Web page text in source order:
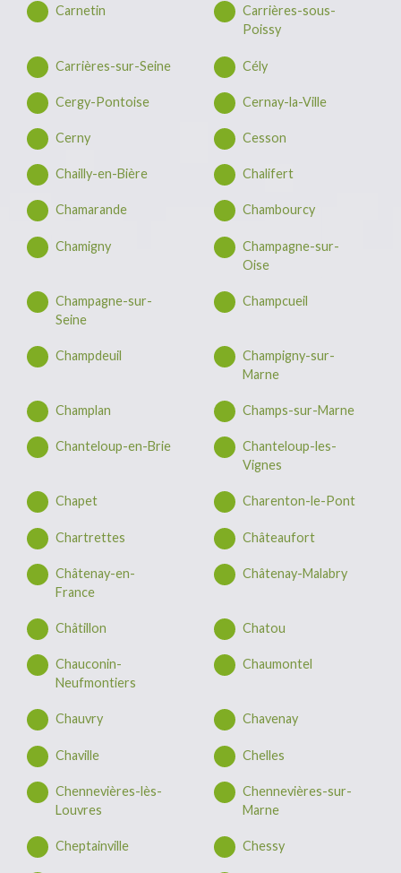
Carnetin
Carrières-sous-
Poissy
Carrières-sur-Seine Cély
Cergy-Pontoise Cernay-la-Ville
Cerny Cesson
Chailly-en-Bière Chalifert
Chamarande Chambourcy
Chamigny
Champagne-sur-
Oise
Champagne-sur-
Seine
Champcueil
Champdeuil
Champigny-sur-
Marne
Champlan Champs-sur-Marne
Chanteloup-en-Brie
Chanteloup-les-
Vignes
Chapet Charenton-le-Pont
Chartrettes Châteaufort
Châtenay-en-
France
Châtenay-Malabry
Châtillon Chatou
Chauconin-
Neufmontiers
Chaumontel
Chauvry Chavenay
Chaville Chelles
Chennevières-lès-
Louvres
Chennevières-sur-
Marne
Cheptainville Chessy